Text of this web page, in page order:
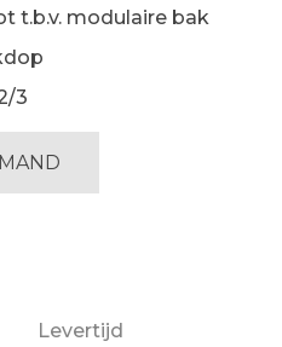
t.b.v. modulaire bak
3
Levertijd